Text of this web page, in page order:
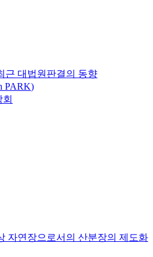
근 대법원판결의 동향
PARK)
자연장으로서의 산분장의 제도화